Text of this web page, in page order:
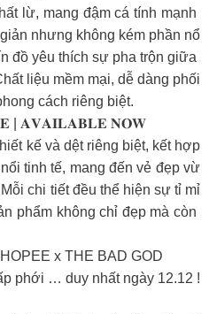
lừ, mang đậm cá tính mạnh
nhưng không kém phần nổ
đồ yêu thích sự pha trộn giữa
liệu mềm mại, dễ dàng phối
cách riêng biệt.
| 𝐀𝐕𝐀𝐈𝐋𝐀𝐁𝐋𝐄 𝐍𝐎𝐖
kế và dệt riêng biệt, kết hợp
tinh tế, mang đến vẻ đẹp vừ
chi tiết đều thể hiện sự tỉ mỉ
phẩm không chỉ đẹp mà còn
x THE BAD GOD
phới … duy nhất ngày 12.12 !